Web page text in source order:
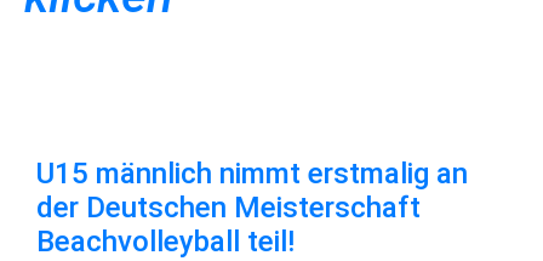
U15 männlich nimmt erstmalig an
der Deutschen Meisterschaft
Beachvolleyball teil!